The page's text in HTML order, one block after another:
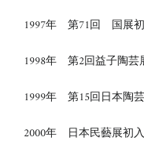
1997年 第71回 国展
1998年 第2回益子陶芸
1999年 第15回日本陶
2000年 日本民藝展初